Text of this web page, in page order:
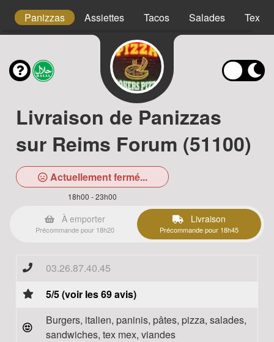
Panizzas Assiettes Tacos Salades Tex
Livraison de Panizzas
sur Reims Forum (51100)
Actuellement fermé...
18h00 - 23h00
À emporter
Précommande pour 18h20
Livraison
Précommande pour 18h45
03.26.87.40.45
5/5 (voir les 69 avis)
Burgers, italien, paninis, pâtes, pizza, salades,
sandwiches, tex mex, viandes